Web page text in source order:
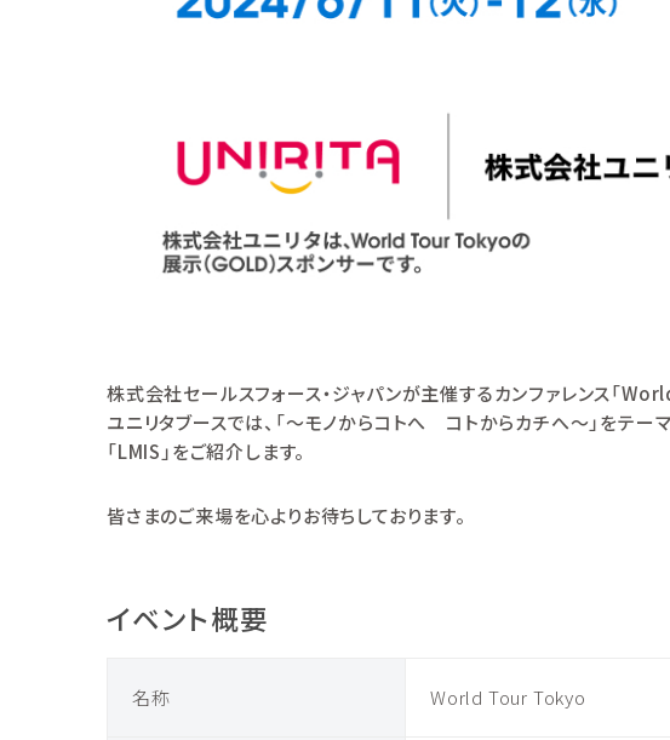
株式会社セールスフォース・ジャパンが主催するカンファレンス「
ユニリタブースでは、「～モノからコトへ コトからカチへ～」をテー
「LMIS」をご紹介します。
皆さまのご来場を心よりお待ちしております。
イベント概要
名称 World Tour Tokyo